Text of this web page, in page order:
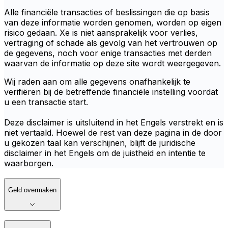
Alle financiële transacties of beslissingen die op basis
van deze informatie worden genomen, worden op eigen
risico gedaan. Xe is niet aansprakelijk voor verlies,
vertraging of schade als gevolg van het vertrouwen op
de gegevens, noch voor enige transacties met derden
waarvan de informatie op deze site wordt weergegeven.
Wij raden aan om alle gegevens onafhankelijk te
verifiëren bij de betreffende financiële instelling voordat
u een transactie start.
Deze disclaimer is uitsluitend in het Engels verstrekt en is
niet vertaald. Hoewel de rest van deze pagina in de door
u gekozen taal kan verschijnen, blijft de juridische
disclaimer in het Engels om de juistheid en intentie te
waarborgen.
Geld overmaken